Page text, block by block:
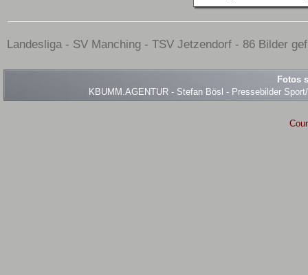
Landesliga - SV Manching - TSV Jetzendorf - 86 Bilder
Fotos
KBUMM.AGENTUR - Stefan Bösl - Pressebilder